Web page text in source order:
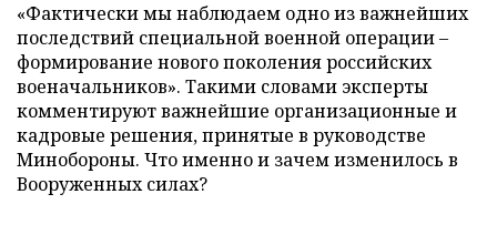
«Фактически мы наблюдаем одно из важнейших
последствий специальной военной операции –
формирование нового поколения российских
военачальников». Такими словами эксперты
комментируют важнейшие организационные и
кадровые решения, принятые в руководстве
Минобороны. Что именно и зачем изменилось в
Вооруженных силах?